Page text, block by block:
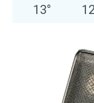
13° 12